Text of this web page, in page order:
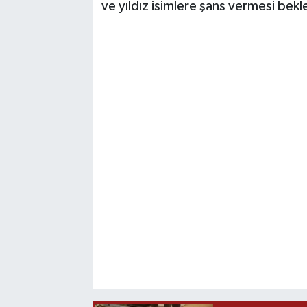
ve yıldız isimlere şans vermesi